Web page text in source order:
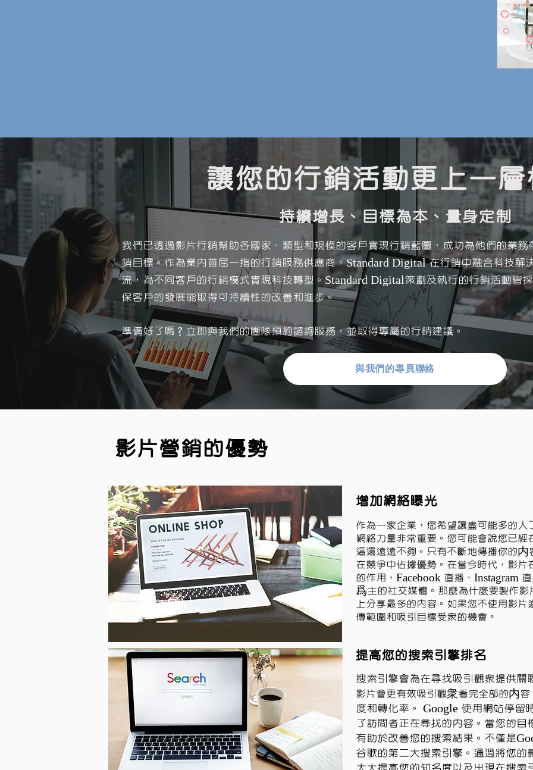
讓您的行銷活動更上一
持續增長、目標為本、量身定制
我們已透過影片行銷幫助各國家、類型和規模的客戶實現行銷藍圖，成功為他們的業
銷目標。作為業內首屈一指的行銷服務供應商，Standard Digital 在行銷中融合科技解
流，為不同客戶的行銷模式實現科技轉型。Standard Digital策劃及執行的行銷活動皆
保客戶的發展能取得可持續性的改善和進步。
準備好了嗎？立即與我們的團隊預約諮詢服務，並取得專屬的行銷建議。
與我們的專員聯絡
影片營銷的優勢
增加網絡曝光
作為一家企業，您希望讓盡可能多的人
網絡力量非常重要。您可能會說您已經
這還遠遠不夠。只有不斷地傳播你的
在競爭中佔據優勢。在當今時代，影片
的作用，Facebook 直播、Instagram
爲主的社交媒體。那麼為什麼要製作
上分享最多的內容。如果您不使用影
傳範圍和吸引目標受眾的機會。
提高您的搜索引擎排名
搜索引擎會為在尋找吸引觀眾提供關
影片會更有效吸引觀衆看完全部的内容
度和轉化率。 Google 使用網站停留
了訪問者正在尋找的內容。當您的目
有助於改善您的搜索結果。不僅是
谷歌的第二大搜索引擎。通過將您的